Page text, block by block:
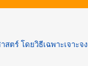
ตร์ โดยวิธีเฉพาะเจาะจง